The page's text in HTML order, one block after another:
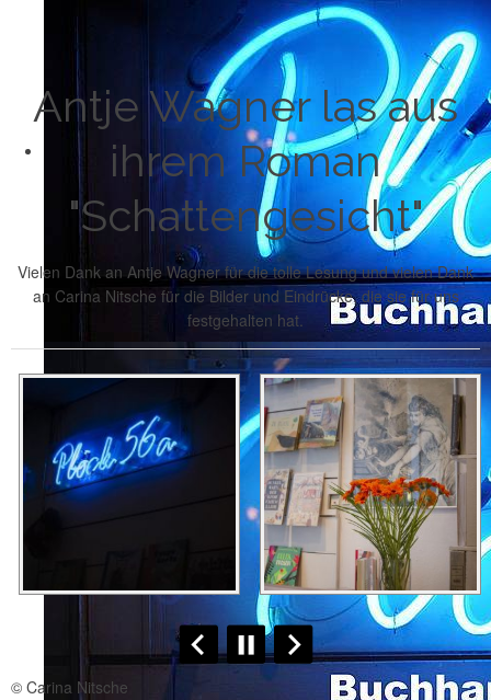
Antje Wagner las aus
ihrem Roman
"Schattengesicht"
Vielen Dank an Antje Wagner für die tolle Lesung und vielen Dank
an Carina Nitsche für die Bilder und Eindrücke, die sie für uns
festgehalten hat.
© Carina Nitsche